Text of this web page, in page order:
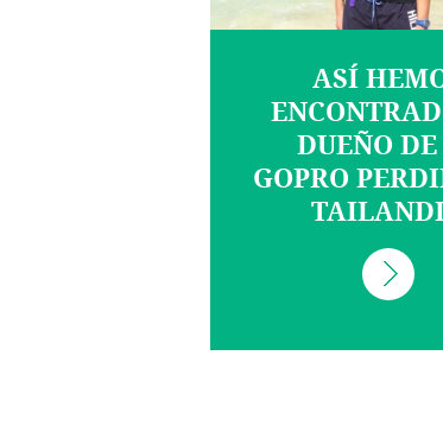
ASÍ
DUEÑO
GOPRO